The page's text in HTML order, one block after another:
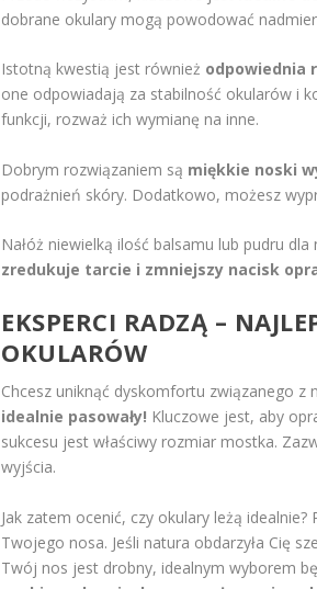
dobrane okulary mogą powodować
Istotną kwestią jest również odpowiednia
one odpowiadają za stabilność okularów i
funkcji, rozważ ich wymianę na inne.
Dobrym rozwiązaniem są miękkie noski
podrażnień skóry. Dodatkowo, możesz
Nałóż niewielką ilość balsamu lub pudru
zredukuje tarcie i zmniejszy nacisk
EKSPERCI RADZĄ –
OKULARÓW
Chcesz uniknąć dyskomfortu związanego z
idealnie pasowały! Kluczowe jest, aby
sukcesu jest właściwy rozmiar mostka.
wyjścia.
Jak zatem ocenić, czy okulary leżą
Twojego nosa. Jeśli natura obdarzyła Cię
Twój nos jest drobny, idealnym wyborem